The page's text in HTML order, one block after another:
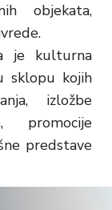
objekata,
je kulturna
sklopu kojih
izložbe
promocije
predstave